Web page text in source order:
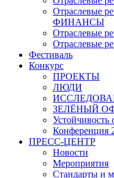
Отраслевые
ФИНАНСЫ
Отраслевые
Отраслевые
Фестиваль
Конкурс
ПРОЕКТЫ
ЛЮДИ
ЗЕЛЁНЫЙ
Устойчивость
Конференция
ПРЕСС-ЦЕНТР
Новости
Мероприятия
Стандарты и